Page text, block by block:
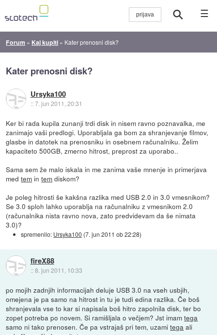
☰
Forum » Kaj kupiti » Kater prenosni disk?
Kater prenosni disk?
Ursyka100
::7. jun 2011, 20:31
Ker bi rada kupila zunanji trdi disk in nisem ravno poznavalka, me
zanimajo vaši predlogi. Uporabljala ga bom za shranjevanje filmov,
glasbe in datotek na prenosniku in osebnem računalniku. Želim
kapaciteto 500GB, zmerno hitrost, preprost za uporabo..
Sama sem že malo iskala in me zanima vaše mnenje in primerjava
medtem intem diskom?
Je poleg hitrosti še kakšna razlika med USB 2.0 in 3.0 vmesnikom?
Se 3.0 sploh lahko uporablja na računalniku z vmesnikom 2.0
(računalnika nista ravno nova, zato predvidevam da še nimata
3.0)?
spremenilo: Ursyka100 (7. jun 2011 ob 22:28)
fireX88
::8. jun 2011, 10:33
po mojih zadnjih informacijah deluje USB 3.0 na vseh usbjih,
omejena je pa samo na hitrost in tu je tudi edina razlika. Če boš
shranjevala vse to kar si napisala boš hitro zapolnila disk, ter bo
zopet potreba po novem. Si ramišljala o večjem? Jst imamtega
samo ni tako prenosen. Če pa vstrajaš pri tem, uzamitega ali